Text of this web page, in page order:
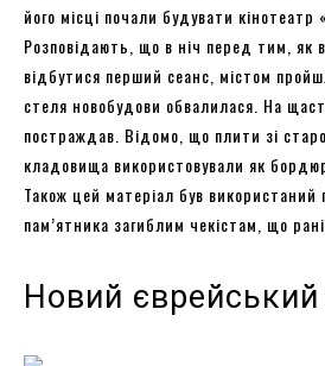
його місці почали будувати кінотеатр
Розповідають, що в ніч перед тим, як
відбутися перший сеанс, містом
стеля новобудови обвалилася. На
постраждав. Відомо, що плити зі
кладовища використовували як
Також цей матеріал був використаний
пам’ятника загиблим чекістам, що
Новий